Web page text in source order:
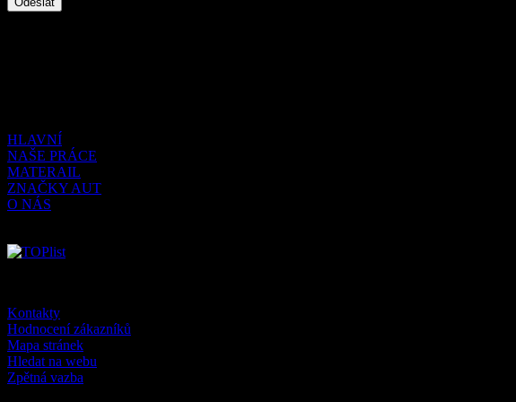
HLAVNÍ
NAŠE PRÁCE
MATERAIL
ZNAČKY AUT
O NÁS
Kontakty
Hodnocení zákazníků
Mapa stránek
Hledat na webu
Zpětná vazba